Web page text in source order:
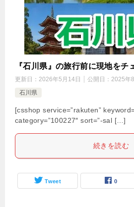
『石川県』の旅行前に現地をチ
更新日： 2026年5月14日 公開日： 2025年
石川県
[csshop service=”rakuten”
category=”100227″ sort=”-sal […]
続きを読む
Tweet 0